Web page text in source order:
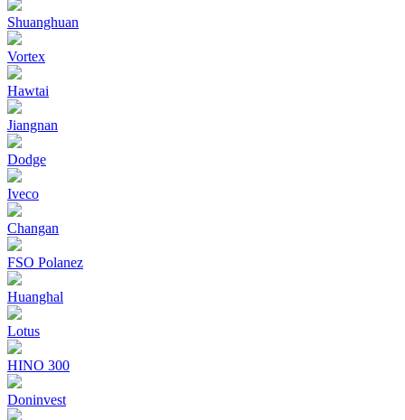
Shuanghuan
Vortex
Hawtai
Jiangnan
Dodge
Iveco
Changan
FSO Polanez
Huanghal
Lotus
HINO 300
Doninvest